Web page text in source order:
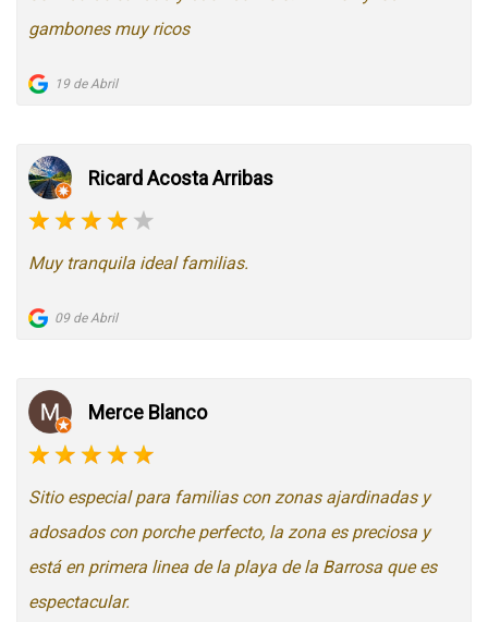
gambones muy ricos
19 de Abril
Ricard Acosta Arribas
Muy tranquila ideal familias.
09 de Abril
Merce Blanco
Sitio especial para familias con zonas ajardinadas y
adosados con porche perfecto, la zona es preciosa y
está en primera linea de la playa de la Barrosa que es
espectacular.